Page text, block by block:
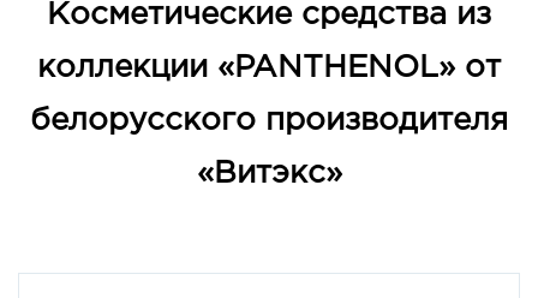
Косметические средства из
коллекции «PANTHENOL» от
белорусского производителя
«Витэкс»